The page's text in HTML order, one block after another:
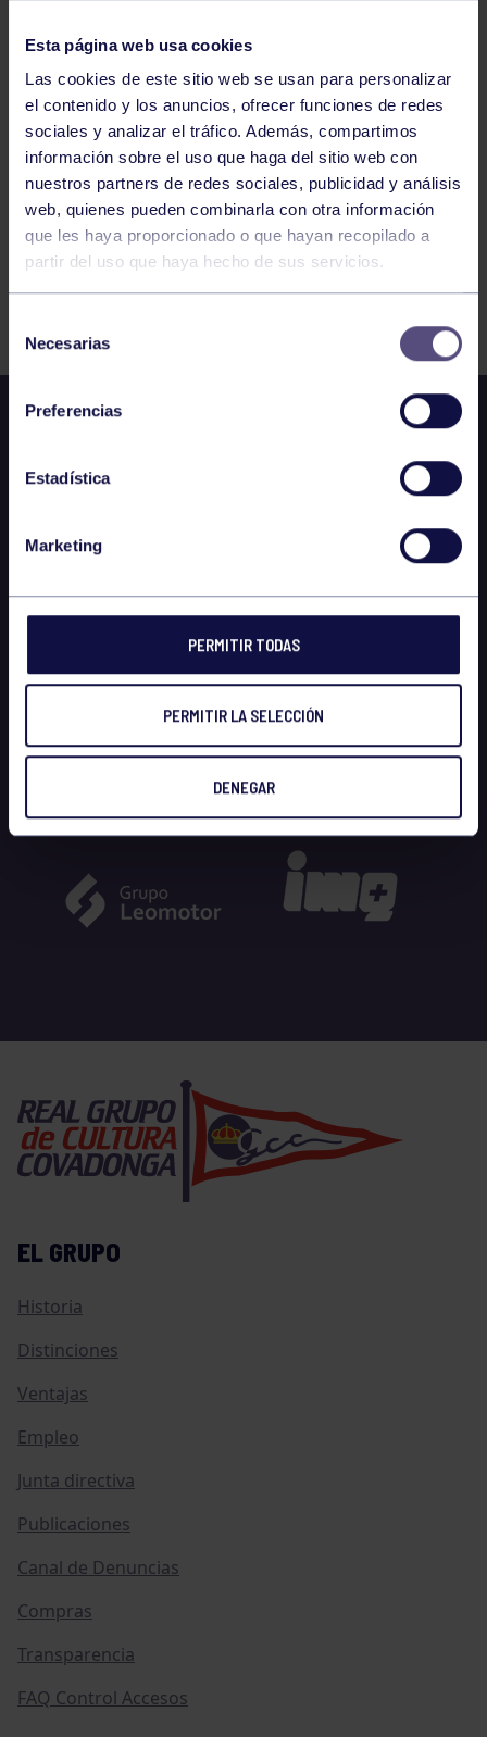
Esta página web usa cookies
Las cookies de este sitio web se usan para personalizar
el contenido y los anuncios, ofrecer funciones de redes
sociales y analizar el tráfico. Además, compartimos
información sobre el uso que haga del sitio web con
nuestros partners de redes sociales, publicidad y análisis
web, quienes pueden combinarla con otra información
que les haya proporcionado o que hayan recopilado a
partir del uso que haya hecho de sus servicios.
consentimiento
Necesarias
Preferencias
Estadística
Marketing
PERMITIR TODAS
PERMITIR LA SELECCIÓN
DENEGAR
11:30h CORVERA
CLASIFICATORIA CTO DE ESPAÑA BENJAMÍN
FEMENINO
1 2 3 4 5 6 7
EL GRUPO
Historia
Distinciones
Ventajas
Empleo
Junta directiva
Publicaciones
Canal de Denuncias
Compras
Transparencia
FAQ Control Accesos